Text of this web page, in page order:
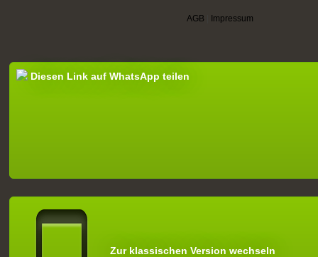
AGB Impressum
Diesen Link auf WhatsApp teilen
Zur klassischen Version wechseln